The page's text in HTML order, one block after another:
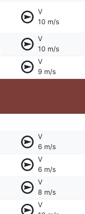
V
10 m/s
V
10 m/s
V
9 m/s
V
6 m/s
V
6 m/s
V
8 m/s
V